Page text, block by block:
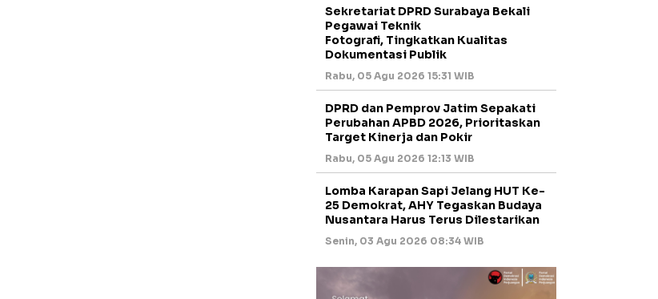
Sekretariat DPRD Surabaya Bekali
Pegawai Teknik
Fotografi, Tingkatkan Kualitas
Dokumentasi Publik
Rabu, 05 Agu 2026 15:31 WIB
DPRD dan Pemprov Jatim Sepakati
Perubahan APBD 2026, Prioritaskan
Target Kinerja dan Pokir
Rabu, 05 Agu 2026 12:13 WIB
Lomba Karapan Sapi Jelang HUT Ke-
25 Demokrat, AHY Tegaskan Budaya
Nusantara Harus Terus Dilestarikan
Senin, 03 Agu 2026 08:34 WIB